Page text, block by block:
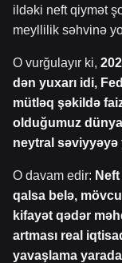
ildəki neft qiymət
meyllilik səhvinə
O vurğulayır ki,
dən yuxarı idi,
mütləq şəkildə
olduğumuz
neytral səviyyəyə
O davam edir:
qalsa belə,
kifayət qədər
artması real
yavaşlama